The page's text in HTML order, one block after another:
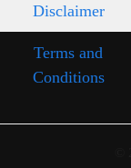
Disclaimer
Terms and
Conditions